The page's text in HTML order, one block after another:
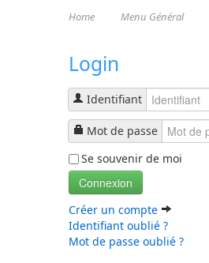
Home Menu Général
Login
Identifiant
Mot de passe
Se souvenir de moi
Connexion
Créer un compte
Identifiant oublié ?
Mot de passe oublié ?